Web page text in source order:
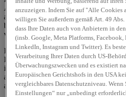
Ausnutzung des Kraftstoffs durch das
auch vom Fahrverhalten und anderen
beeinflusst. CO₂ ist das für die
verantwortliche Treibhausgas.
Ein Leitfaden über den
Emissionen aller in Deutschland
ist unentgeltlich einsehbar an jedem
ausgestellt oder angeboten werden.
abrufbar.
anzuzeigen. Indem Sie auf "Alle Cookies
willigen Sie außerdem gemäß Art. 49
dass Ihre Daten auch von Anbietern in
(insb. Google, Meta Platforms, Facebook,
LinkedIn, Instagram und Twitter). Es
Verarbeitung Ihrer Daten durch US-
Überwachungszwecken und es existiert
Europäischen Gerichtshofs in den USA
vergleichbares Datenschutzniveau.
Einstellungen“ nur „unbedingt